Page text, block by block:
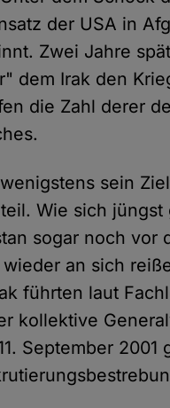
der USA in
Zwei Jahre
dem Irak den
die Zahl derer
sein
Wie sich
sogar noch vor
an sich
führten laut
kollektive
September